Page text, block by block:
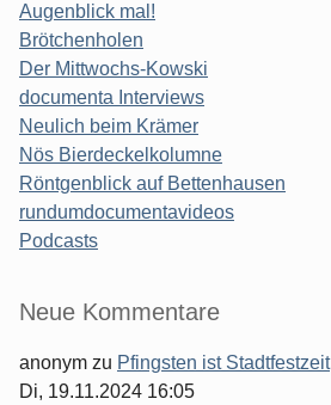
Augenblick mal!
Brötchenholen
Der Mittwochs-Kowski
documenta Interviews
Neulich beim Krämer
Nös Bierdeckelkolumne
Röntgenblick auf Bettenhausen
rundumdocumentavideos
Podcasts
Seitenleiste
Neue Kommentare
anonym zu Pfingsten ist Stadtfestzeit
Di, 19.11.2024 16:05